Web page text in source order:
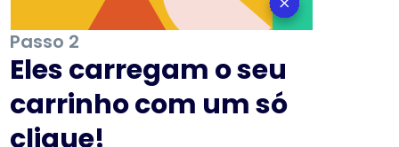
Passo 2
Eles carregam o seu
carrinho com um só
clique!